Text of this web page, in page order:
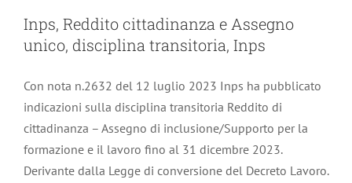
Inps, Reddito cittadinanza e Assegno
unico, disciplina transitoria, Inps
Con nota n.2632 del 12 luglio 2023 Inps ha pubblicato
indicazioni sulla disciplina transitoria Reddito di
cittadinanza – Assegno di inclusione/Supporto per la
formazione e il lavoro fino al 31 dicembre 2023.
Derivante dalla Legge di conversione del Decreto Lavoro.